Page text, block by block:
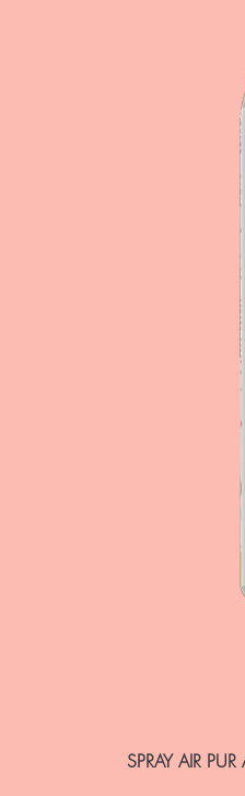
SPRAY AIR